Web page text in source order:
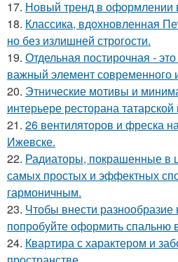
17. Новый тренд в оформлении
18. Классика, вдохновленная
но без излишней строгости.
19. Отдельная постирочная -
важный элемент современного
20. Этнические мотивы и
интерьере ресторана татарской
21. 26 вентиляторов и фреска
Ижевске.
22. Радиаторы, покрашенные в
самых простых и эффектных
гармоничным.
23. Чтобы внести
попробуйте оформить спальню
24. Квартира с характером и